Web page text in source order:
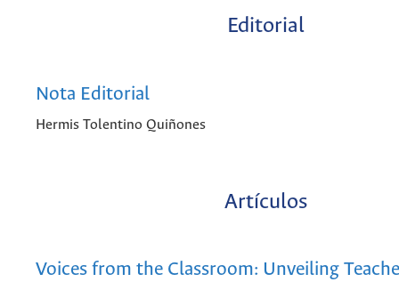
Editorial
Nota Editorial
Hermis Tolentino Quiñones
Artículos
Voices from the Classroom: Unveiling